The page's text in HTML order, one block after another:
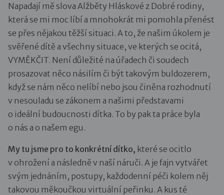
Napadají mě slova Alžběty Hláskové z Dobré rodiny,
která se mi moc líbí a mnohokrát mi pomohla přenést
se přes nějakou těžší situaci. A to, že našim úkolem je
svěřené dítě a všechny situace, ve kterých se ocitá,
VYMĚKČIT. Není důležité na úřadech či soudech
prosazovat něco násilím či být takovým buldozerem,
když se nám něco nelíbí nebo jsou činěna rozhodnutí
v nesouladu se zákonem a našimi představami
o ideální budoucnosti dítka. To by pak ta práce byla
o nás a o našem egu.
My tu jsme pro to konkrétní dítko, které se ocitlo
v ohrožení a následně v naší náruči. A je fajn vytvářet
svým jednáním, postupy, každodenní péči kolem něj
takovou měkoučkou virtuální peřinku. A kus té